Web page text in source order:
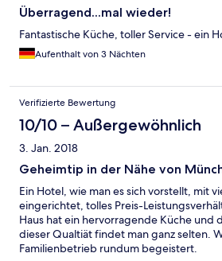
Überragend...mal wieder!
Fantastische Küche, toller Service - ein
Aufenthalt von 3 Nächten
Verifizierte Bewertung
10/10 – Außergewöhnlich
3. Jan. 2018
Geheimtip in der Nähe von
Ein Hotel, wie man es sich vorstellt, mit
eingerichtet, tolles Preis-
Haus hat ein hervorragende Küche und
dieser Qualtiät findet man ganz selten.
Familienbetrieb rundum begeistert.